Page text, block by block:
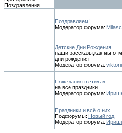
Поздравления
Поздравляем!
Модератор форума:
Детские Дни Рождения
наши рассказы,как мы
дни рождения
Модератор форума:
Пожелания в стихах
на все праздники
Модератор форума:
Праздники и всё о них.
Подфорумы: Новый год
Модератор форума: